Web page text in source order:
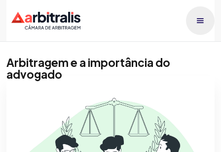
Arbitragem e a importância do
advogado
10/3/2026